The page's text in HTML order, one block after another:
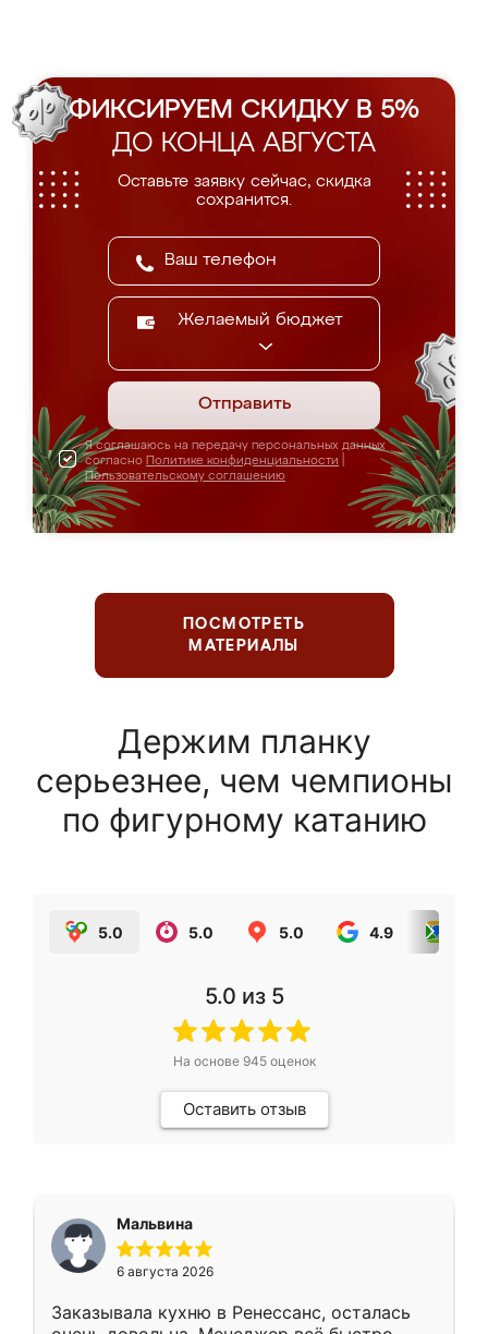
ФИКСИРУЕМ СКИДКУ В 5%
ДО КОНЦА АВГУСТА
Оставьте заявку сейчас, скидка
сохранится.
Желаемый бюджет
Отправить
Я соглашаюсь на передачу персональных данных
согласно Политике конфиденциальности
Пользовательскому соглашению
ПОСМОТРЕТЬ
МАТЕРИАЛЫ
Держим планку
серьезнее, чем чемпионы
по фигурному катанию
5.0 5.0 5.0 4.9
5.0 из 5
На основе 945оценок
Оставить отзыв
Мальвина
6 августа 2026
Заказывала кухню в Ренессанс, осталась